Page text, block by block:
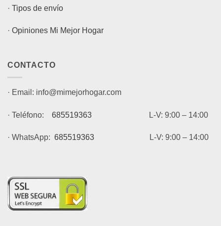
· Tipos de envío
· Opiniones Mi Mejor Hogar
CONTACTO
· Email: info@mimejorhogar.com
· Teléfono: 685519363 L-V: 9:00 – 14:00
· WhatsApp: 685519363 L-V: 9:00 – 14:00